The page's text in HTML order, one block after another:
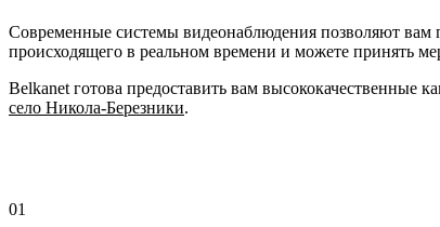
Современные системы видеонаблюдения позволяют вам
происходящего в реальном времени и можете принять
Belkanet готова предоставить вам высококачественные
село Никола-Березники.
01